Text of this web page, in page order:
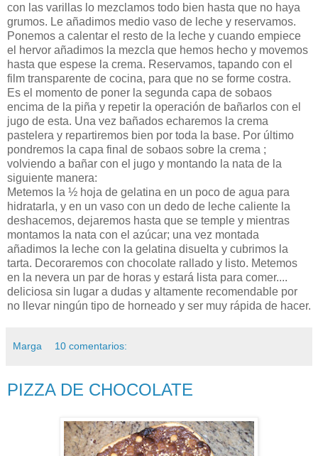
con las varillas lo mezclamos todo bien hasta que no haya
grumos. Le añadimos medio vaso de leche y reservamos.
Ponemos a calentar el resto de la leche y cuando empiece
el hervor añadimos la mezcla que hemos hecho y movemos
hasta que espese la crema. Reservamos, tapando con el
film transparente de cocina, para que no se forme costra.
Es el momento de poner la segunda capa de sobaos
encima de la piña y repetir la operación de bañarlos con el
jugo de esta. Una vez bañados echaremos la crema
pastelera y repartiremos bien por toda la base. Por último
pondremos la capa final de sobaos sobre la crema ;
volviendo a bañar con el jugo y montando la nata de la
siguiente manera:
Metemos la ½ hoja de gelatina en un poco de agua para
hidratarla, y en un vaso con un dedo de leche caliente la
deshacemos, dejaremos hasta que se temple y mientras
montamos la nata con el azúcar; una vez montada
añadimos la leche con la gelatina disuelta y cubrimos la
tarta. Decoraremos con chocolate rallado y listo. Metemos
en la nevera un par de horas y estará lista para comer....
deliciosa sin lugar a dudas y altamente recomendable por
no llevar ningún tipo de horneado y ser muy rápida de hacer.
Marga 10 comentarios:
PIZZA DE CHOCOLATE